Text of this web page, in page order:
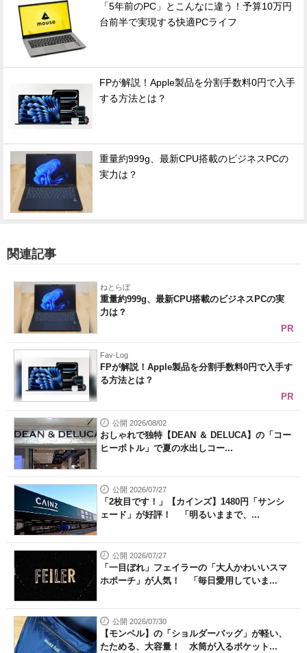
「5年前のPC」とこんなに違う！予算10万円
台前半で実現する快適PCライフ
FPが解説！Apple製品を分割手数料0円で入手
する方法とは？
重量約999g、最新CPU搭載のビジネスPCの
実力は？
関連記事
ねとらぼ
重量約999g、最新CPU搭載のビジネスPCの実
力は？
PR
Fav-Log
FPが解説！Apple製品を分割手数料0円で入手す
る方法とは？
PR
公開 2026/08/02
おしゃれで独特【DEAN ＆ DELUCA】の「コー
ヒーボトル」で夏の水出しコー...
公開 2026/07/27
「2枚目です！」【カインズ】1480円「サンシ
ェード」が好評！ 「明るいままで、...
公開 2026/07/27
「一目ぼれ」フェイラーの「大人かわいいスマ
ホポーチ」が人気！ 「毎日愛用していま...
公開 2026/07/30
【モンベル】の「ショルダーバッグ」が軽い、
たためる、大容量！ 水筒が入るポケット...